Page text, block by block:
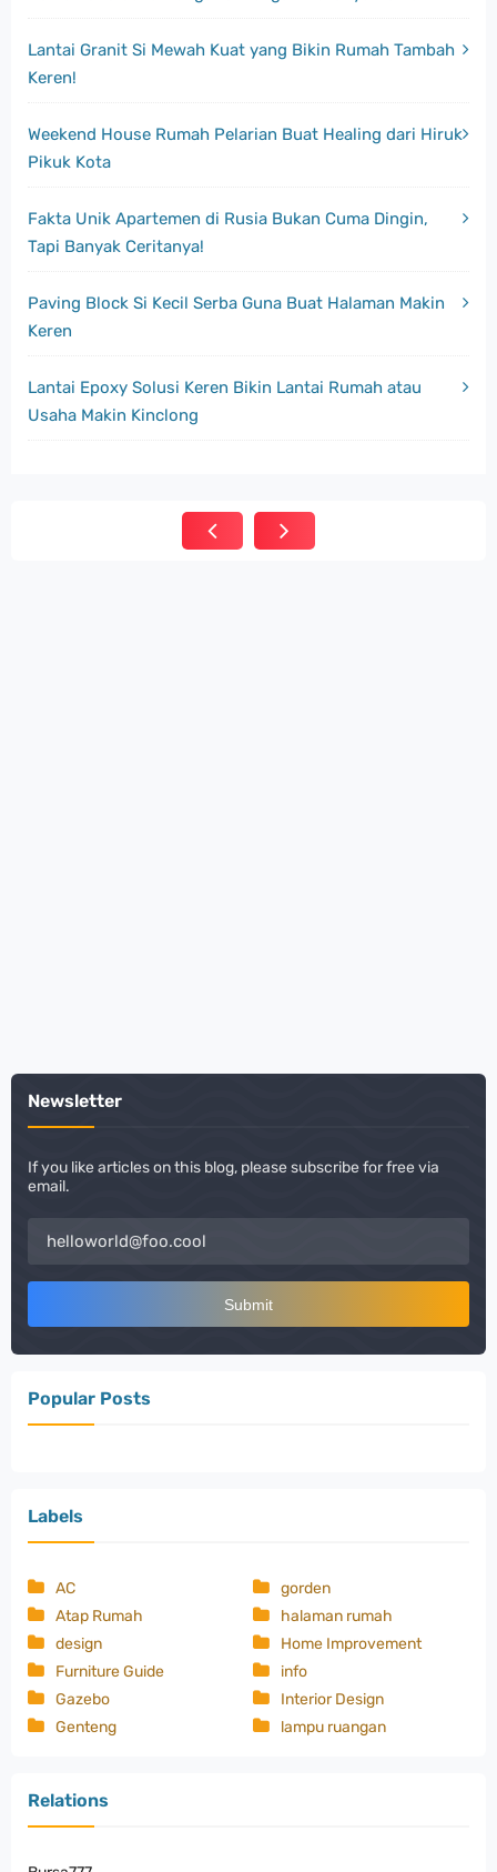
Lantai Granit Si Mewah Kuat yang Bikin Rumah Tambah
Keren!
Weekend House Rumah Pelarian Buat Healing dari Hiruk
Pikuk Kota
Fakta Unik Apartemen di Rusia Bukan Cuma Dingin,
Tapi Banyak Ceritanya!
Paving Block Si Kecil Serba Guna Buat Halaman Makin
Keren
Lantai Epoxy Solusi Keren Bikin Lantai Rumah atau
Usaha Makin Kinclong
Newsletter
If you like articles on this blog, please subscribe for free via
email.
Popular Posts
Labels
AC
Atap Rumah
design
Furniture Guide
Gazebo
Genteng
gorden
halaman rumah
Home Improvement
info
Interior Design
lampu ruangan
Relations